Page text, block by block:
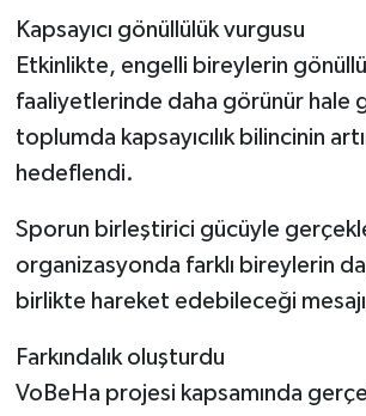
Kapsayıcı gönüllülük vurgusu
Etkinlikte, engelli bireylerin
faaliyetlerinde daha görünür hale
toplumda kapsayıcılık bilincinin
hedeflendi.
Sporun birleştirici gücüyle
organizasyonda farklı bireylerin
birlikte hareket edebileceği
Farkındalık oluşturdu
VoBeHa projesi kapsamında